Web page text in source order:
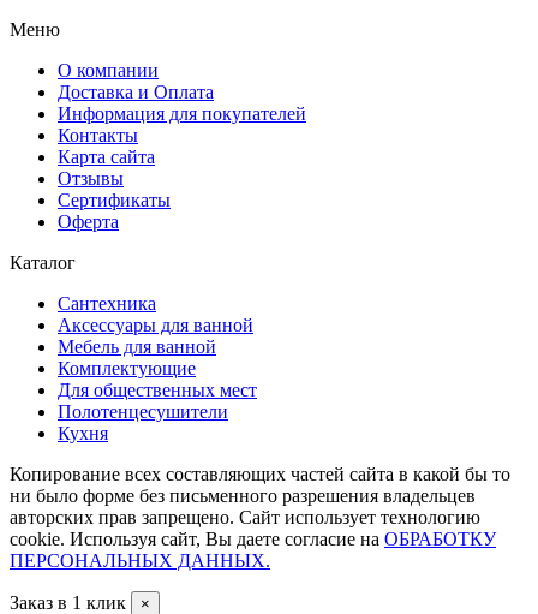
Меню
О компании
Доставка и Оплата
Информация для покупателей
Контакты
Карта сайта
Отзывы
Сертификаты
Оферта
Каталог
Сантехника
Аксессуары для ванной
Мебель для ванной
Комплектующие
Для общественных мест
Полотенцесушители
Кухня
Копирование всех составляющих частей сайта в какой бы то
ни было форме без письменного разрешения владельцев
авторских прав запрещено. Сайт использует технологию
cookie. Используя сайт, Вы даете согласие на ОБРАБОТКУ
ПЕРСОНАЛЬНЫХ ДАННЫХ.
Заказ в 1 клик ×